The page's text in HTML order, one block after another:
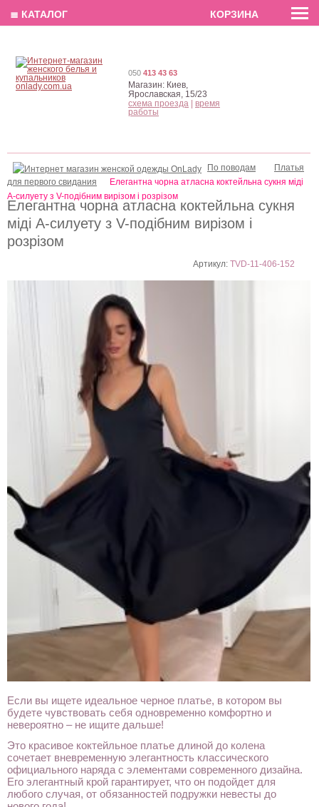
EN РУС
Елегантна чорна атласна коктейльна сукня
міді А-силуету з V-подібним вирізом і
розрізом
Артикул:TVD-11-406-152
Если вы ищете идеальное черное платье, в котором вы
будете чувствовать себя одновременно комфортно и
невероятно – не ищите дальше!
Это красивое коктейльное платье длиной до колена
сочетает вневременную элегантность классического
официального наряда с элементами современного дизайна.
Его элегантный крой гарантирует, что он подойдет для
любого случая, от обязанностей подружки невесты до
По поводам
Платья
для первого свидания
Елегантна чорна атласна коктейльна сукня міді
А-силуету з V-подібним вирізом і розрізом
050 413 43 63
Магазин: Киев,
Ярославская, 15/23
схема проезда
время
работы
≣ КАТАЛОГ КОРЗИНА